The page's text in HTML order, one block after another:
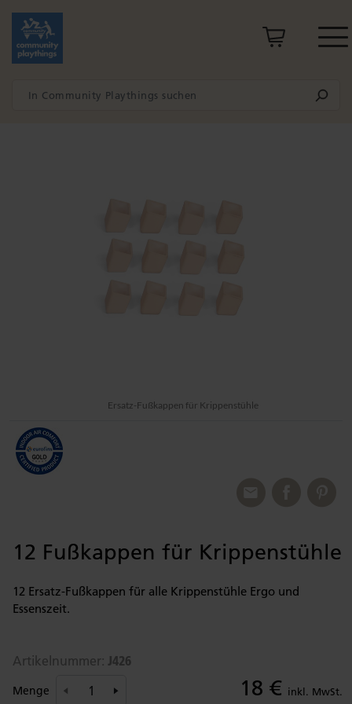
Ersatz-Fußkappen für Krippenstühle
12 Fußkappen für Krippenstühle
12 Ersatz-Fußkappen für alle Krippenstühle Ergo und
Essenszeit.
Artikelnummer: J426
Menge 18 € inkl. MwSt.